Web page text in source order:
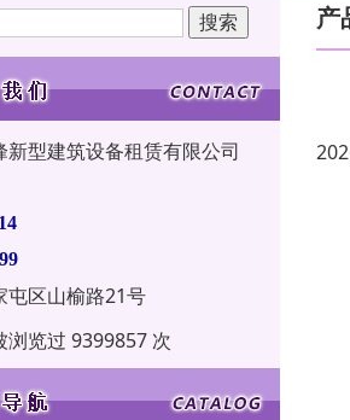
新型建筑设备租赁有限公司
屯区山榆路21号
浏览过 9399857 次
产